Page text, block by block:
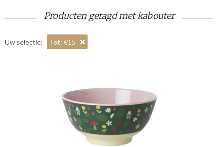
Producten getagd met kabouter
Uw selectie: Tot: €15